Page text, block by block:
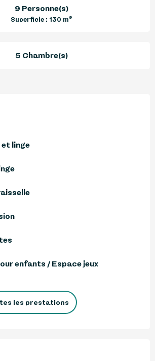
9 Personne(s)
Superficie : 130 m2
5 Chambre(s)
et linge
enfants / Espace jeux
les prestations